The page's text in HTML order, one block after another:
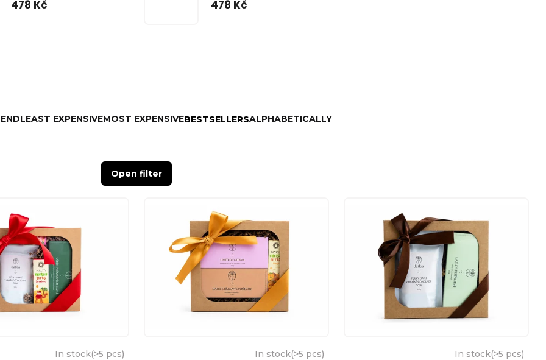
478 Kč 478 Kč
LEAST EXPENSIVEMOST EXPENSIVEBESTSELLERSALPHABETICALLY
Open filter
In stock(>5 pcs) In stock(>5 pcs) In stock(>5 pcs)